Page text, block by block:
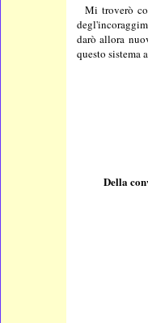
Mi troverò
darò allora
questo sistema
Della